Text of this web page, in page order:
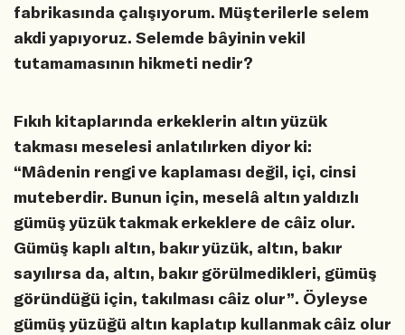
fabrikasında çalışıyorum. Müşterilerle selem
akdi yapıyoruz. Selemde bâyinin vekil
tutamamasının hikmeti nedir?
Fıkıh kitaplarında erkeklerin altın yüzük
takması meselesi anlatılırken diyor ki:
“Mâdenin rengi ve kaplaması değil, içi, cinsi
muteberdir. Bunun için, meselâ altın yaldızlı
gümüş yüzük takmak erkeklere de câiz olur.
Gümüş kaplı altın, bakır yüzük, altın, bakır
sayılırsa da, altın, bakır görülmedikleri, gümüş
göründüğü için, takılması câiz olur”. Öyleyse
gümüş yüzüğü altın kaplatıp kullanmak câiz olur